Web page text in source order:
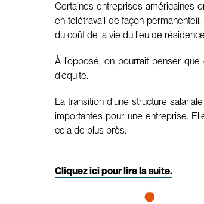
Certaines entreprises américaines
en télétravail de façon
du coût de la vie du lieu de
À l’opposé, on pourrait penser
d’équité.
La transition d’une structure
importantes pour une entreprise.
cela de plus près.
Cliquez ici pour lire la suite.